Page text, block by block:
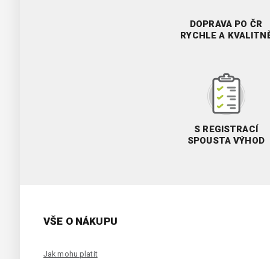
DOPRAVA PO ČR
RYCHLE A
S REGISTRACÍ
SPOUSTA VÝHOD
VŠE O NÁKUPU
Jak mohu platit